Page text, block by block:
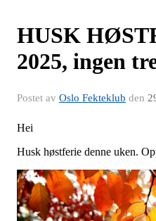
HUSK
2025, ingen
Postet av Oslo Fekteklub den
Hei
Husk høstferie denne uken.